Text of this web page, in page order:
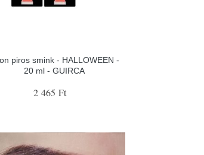
piros smink - HALLOWEEN -
20 ml - GUIRCA
2 465 Ft